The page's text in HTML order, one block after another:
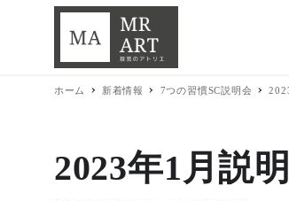
ホーム 新着情報 7つの習慣SC説明会
2023年1月説